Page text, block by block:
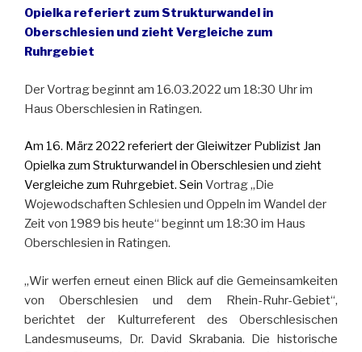
Opielka referiert zum Strukturwandel in
Oberschlesien und zieht Vergleiche zum
Ruhrgebiet
Der Vortrag beginnt am 16.03.2022 um 18:30 Uhr im
Haus Oberschlesien in Ratingen.
Am 16. März 2022 referiert der Gleiwitzer Publizist Jan
Opielka zum Strukturwandel in Oberschlesien und zieht
Vergleiche zum Ruhrgebiet. Sein Vortrag „Die
Wojewodschaften Schlesien und Oppeln im Wandel der
Zeit von 1989 bis heute“ beginnt um 18:30 im Haus
Oberschlesien in Ratingen.
„Wir werfen erneut einen Blick auf die Gemeinsamkeiten
von Oberschlesien und dem Rhein-Ruhr-Gebiet“,
berichtet der Kulturreferent des Oberschlesischen
Landesmuseums, Dr. David Skrabania. Die historische